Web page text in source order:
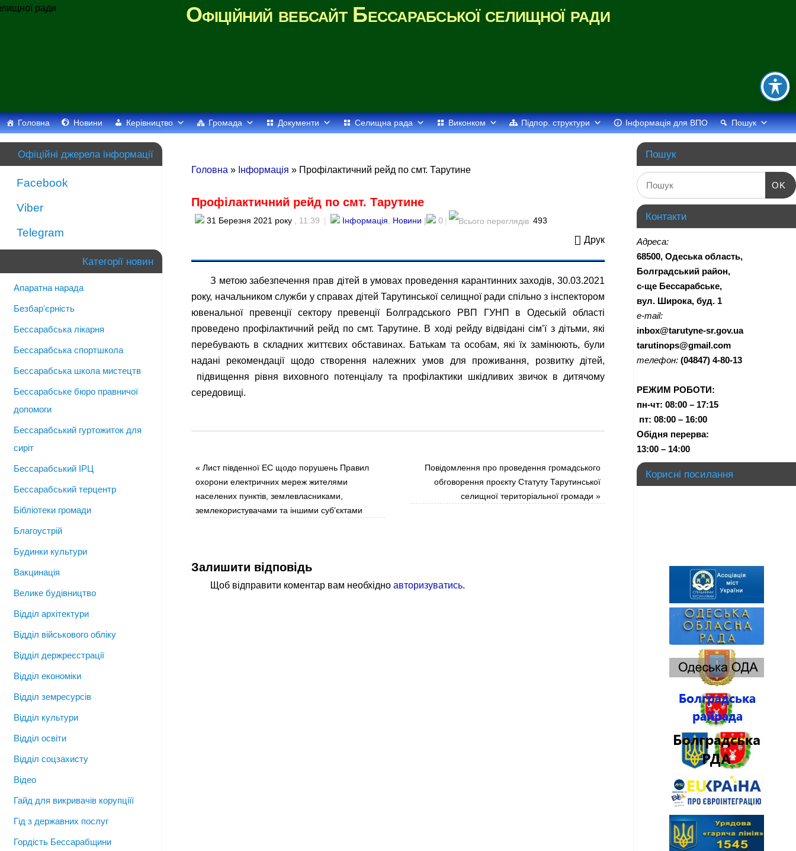
Офіційний вебсайт Бессарабської селищної ради
Головна Новини Керівництво Громада Документи Селищна рада Виконком Підпор. структури Інформація для ВПО Пошук
Головна » Інформація » Профілактичний рейд по смт. Тарутине
Профілактичний рейд по смт. Тарутине
31 Березня 2021 року , 11:39 | Інформація Новини | 0 | 493
Друк
З метою забезпечення прав дітей в умовах проведення карантинних заходів, 30.03.2021
року, начальником служби у справах дітей Тарутинської селищної ради спільно з інспектором
ювенальної превенції сектору превенції Болградського РВП ГУНП в Одеській області
проведено профілактичний рейд по смт. Тарутине. В ході рейду відвідані сім’ї з дітьми, які
перебувають в складних життєвих обставинах. Батькам та особам, які їх замінюють, були
надані рекомендації щодо створення належних умов для проживання, розвитку дітей,
підвищення рівня виховного потенціалу та профілактики шкідливих звичок в дитячому
середовищі.
« Лист південної ЕС щодо порушень Правил
охорони електричних мереж жителями
населених пунктів, землевласниками,
землекористувачами та іншими суб’єктами
Повідомлення про проведення громадського
обговорення проєкту Статуту Тарутинської
селищної територіальної громади»
Залишити відповідь
Щоб відправити коментар вам необхідно авторизуватись.
Офіційні джерела інформації
Facebook
Viber
Telegram
Категорії новин
Апаратна нарада
Безбар'єрність
Бессарабська лікарня
Бессарабська спортшкола
Бессарабська школа мистецтв
Бессарабське бюро правничої
допомоги
Бессарабський гуртожиток для
сиріт
Бессарабський ІРЦ
Бессарабський терцентр
Бібліотеки громади
Благоустрій
Будинки культури
Вакцинація
Велике будівництво
Відділ архітектури
Відділ військового обліку
Відділ держреєстрації
Відділ економіки
Відділ земресурсів
Відділ культури
Відділ освіти
Відділ соцзахисту
Відео
Гайд для викривачів корупціїї
Гід з державних послуг
Гордість Бессарабщини
Пошук
OK
Контакти
Адреса:
68500, Одеська область,
Болградський район,
с-ще Бессарабське,
вул. Широка, буд. 1
e-mail:
inbox@tarutyne-sr.gov.ua
tarutinops@gmail.com
телефон: (04847) 4-80-13
РЕЖИМ РОБОТИ:
пн-чт: 08:00 – 17:15
пт: 08:00 – 16:00
Обідня перерва:
13:00 – 14:00
Корисні посилання